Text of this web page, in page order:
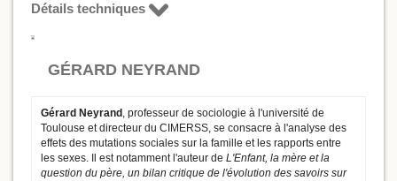
Détails techniques
GÉRARD NEYRAND
Gérard Neyrand , professeur de sociologie à l'université de
Toulouse et directeur du CIMERSS, se consacre à l'analyse des
effets des mutations sociales sur la famille et les rapports entre
les sexes. Il est notamment l'auteur de L'Enfant, la mère et la
question du père, un bilan critique de l'évolution des savoirs sur